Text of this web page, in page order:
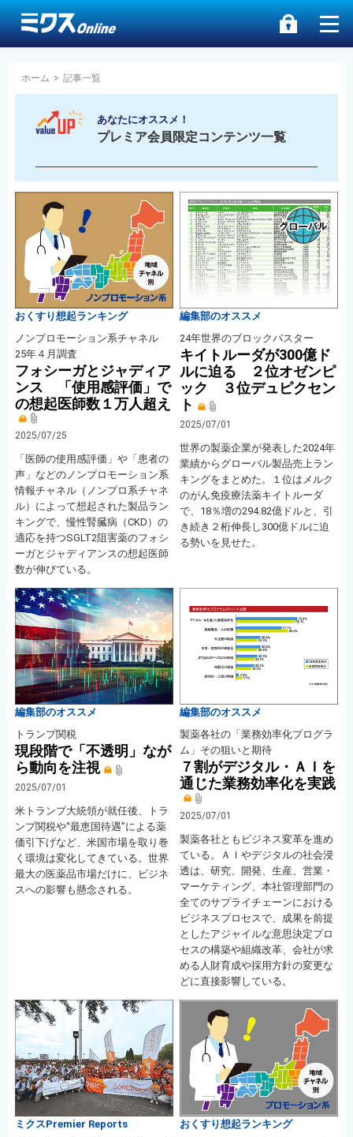
ホーム > 記事一覧
あなたにオススメ！
プレミア会員限定コンテンツ一覧
おくすり想起ランキング
ノンプロモーション系チャネル
25年４月調査
フォシーガとジャディア
ンス 「使用感評価」で
の想起医師数１万人超え
2025/07/25
「医師の使用感評価」や「患者の
声」などのノンプロモーション系
情報チャネル（ノンプロ系チャネ
ル）によって想起された製品ラン
キングで、慢性腎臓病（CKD）の
適応を持つSGLT2阻害薬のフォシ
ーガとジャディアンスの想起医師
数が伸びている。
編集部のオススメ
24年世界のブロックバスター
キイトルーダが300億ド
ルに迫る ２位オゼンピ
ック ３位デュピクセン
ト
2025/07/01
世界の製薬企業が発表した2024年
業績からグローバル製品売上ラン
キングをまとめた。１位はメルク
のがん免疫療法薬キイトルーダ
で、18％増の294.82億ドルと、引
き続き２桁伸長し300億ドルに迫
る勢いを見せた。
編集部のオススメ
トランプ関税
現段階で「不透明」なが
ら動向を注視
2025/07/01
米トランプ大統領が就任後、トラ
ンプ関税や“最恵国待遇”による薬
価引下げなど、米国市場を取り巻
く環境は変化してきている。世界
最大の医薬品市場だけに、ビジネ
スへの影響も懸念される。
編集部のオススメ
製薬各社の「業務効率化プログラ
ム」その狙いと期待
７割がデジタル・ＡＩを
通じた業務効率化を実践
2025/07/01
製薬各社ともビジネス変革を進め
ている。ＡＩやデジタルの社会浸
透は、研究、開発、生産、営業・
マーケティング、本社管理部門の
全てのサプライチェーンにおける
ビジネスプロセスで、成果を前提
としたアジャイルな意思決定プロ
セスの構築や組織改革、会社が求
める人財育成や採用方針の変更な
どに直接影響している。
ミクスPremier Reports
おくすり想起ランキング